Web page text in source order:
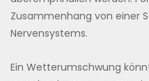
Zusammenhang von einer
Nervensystems.
Ein Wetterumschwung